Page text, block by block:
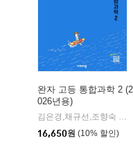
완자 고등 통합과학 2 (2
026년용)
김은경,채규선,조향숙 등저
16,650원 (10% 할인)